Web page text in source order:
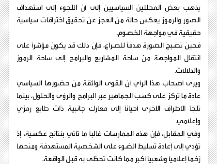
يذهب بعض المحللين السياسيين إلى أن اللجوء إلى استهداف
الصور والرموز يعكس حالة من العجز عن تحقيق اختراقات سياسية
حقيقية في مواجهة الخصوم.
فحين تصبح الصورة هدفاً للصراع، فإن ذلك قد يكون مؤشراً على
انتقال المواجهة من ساحة المشاريع والبرامج إلى ساحة الرموز
والدلالات.
ويرى أصحاب هذا الرأي أن القوى الواثقة من حضورها السياسي
عادة ما تركز على كسب الجماهير عبر البرامج والرؤى والحلول، بينما
تلجأ الأطراف الأخرى أحياناً إلى معارك جانبية ذات طابع رمزي
وإعلامي.
وفي المقابل، فإن هذه الممارسات غالباً ما تأتي بنتائج عكسية، إذ
تؤدي إلى إعادة تسليط الضوء على الشخصية المستهدفة ومنحها
زخماً إعلامياً وشعبياً أكبر مما كانت تحظى به قبل الواقعة.